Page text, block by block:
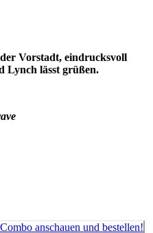
Vorstadt, eindrucksvoll
Lynch lässt grüßen.